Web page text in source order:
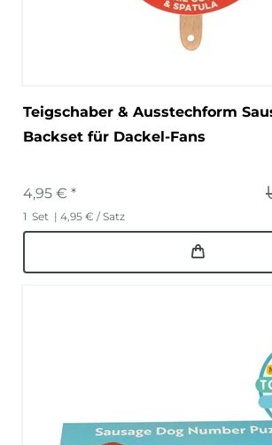
Teigschaber & Ausstechform
Backset für Dackel-Fans
4,95 € *
1 Set | 4,95 € / Satz